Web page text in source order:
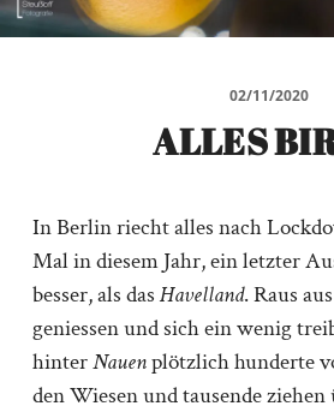
02/11/2020
ALLES
In Berlin riecht alles nach
Mal in diesem Jahr, ein letzter
besser, als das Havelland. Raus
geniessen und sich ein wenig
hinterNauenplötzlich hunderte
den Wiesen und tausende ziehen